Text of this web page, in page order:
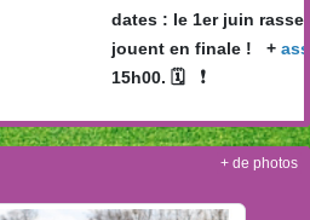
dates : le 1er juin
jouent en finale ! +
15h00. 🗓❗️
+ de photos